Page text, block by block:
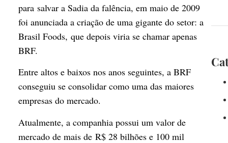
para salvar a Sadia da falência, em maio de 2009
foi anunciada a criação de uma gigante do setor: a
Brasil Foods, que depois viria se chamar apenas
BRF.
Entre altos e baixos nos anos seguintes, a BRF
conseguiu se consolidar como uma das maiores
empresas do mercado.
Atualmente, a companhia possui um valor de
mercado de mais de R$ 28 bilhões e 100 mil